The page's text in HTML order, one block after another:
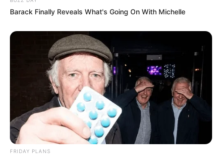
Barack Finally Reveals What's Going On With Michelle
FRIDAY PLANS